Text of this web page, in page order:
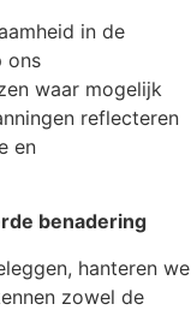
in de
ons
waar mogelijk
reflecteren
en
benadering
hanteren we
zowel de